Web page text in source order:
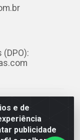
e de
publicidade
(DPO):
- Prazeres,
000 - CNPJ
de Pneus